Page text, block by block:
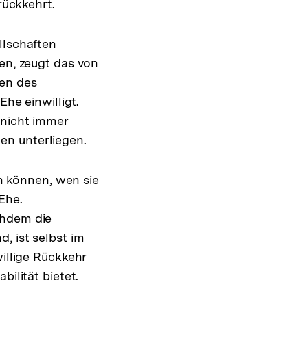
zeugt das von
des
einwilligt.
immer
unterliegen.
können, wen sie
die
ist selbst im
Rückkehr
bietet.